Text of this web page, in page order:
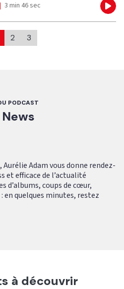
| 3 min 46 sec
2 3
PODCAST
Aurélie Adam vous donne rendez-
et efficace de l’actualité
d’albums, coups de cœur,
en quelques minutes, restez
à découvrir